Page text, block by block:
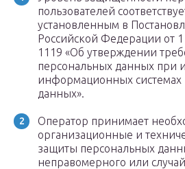
пользователей
установленным в
Российской Федерации от
1119 «Об утверждении
персональных данных при
информационных системах
данных».
Оператор принимает
организационные и
защиты персональных
неправомерного или